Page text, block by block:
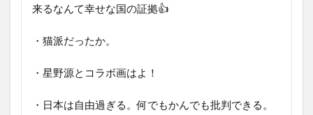
来るなんて幸せな国の証拠👍
・猫派だったか。
・星野源とコラボ画はよ！
・日本は自由過ぎる。何でもかんでも批判できる。